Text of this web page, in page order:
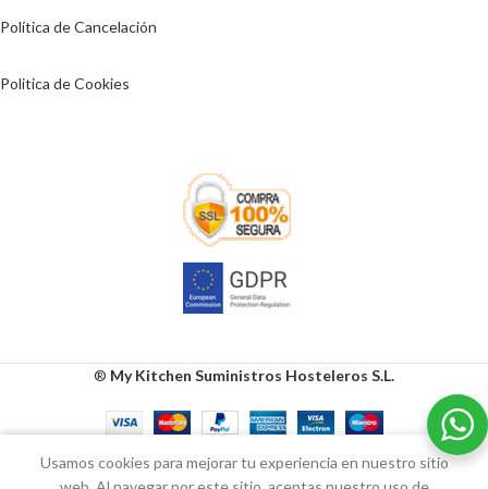
Política de Cancelación
Politica de Cookies
® My Kitchen Suministros Hosteleros S.L.
Usamos cookies para mejorar tu experiencia en nuestro sitio
Lista de deseos
CarritoMi cuenta